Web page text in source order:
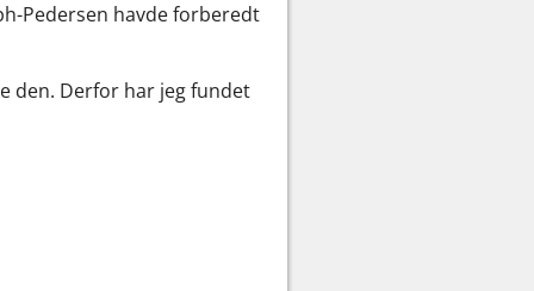
Pedersen havde forberedt
den. Derfor har jeg fundet